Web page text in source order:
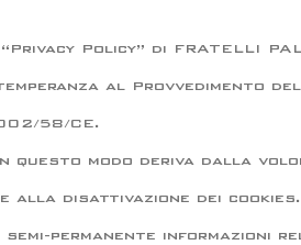
Policy” di FRATELLI
al Provvedimento
58/CE.
questo modo deriva dalla
alla disattivazione dei cookies.
semi-permanente